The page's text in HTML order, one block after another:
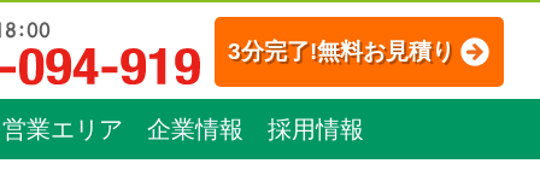
3分完了!無料お見積り
営業エリア 企業情報 採用情報